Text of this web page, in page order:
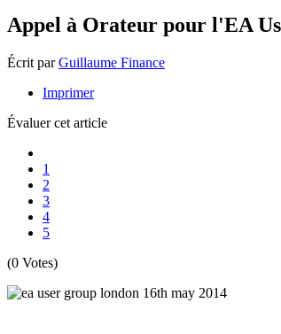
Appel à Orateur pour l'EA
Écrit parGuillaume Finance
Imprimer
Évaluer cet article
1
2
3
4
5
(0 Votes)